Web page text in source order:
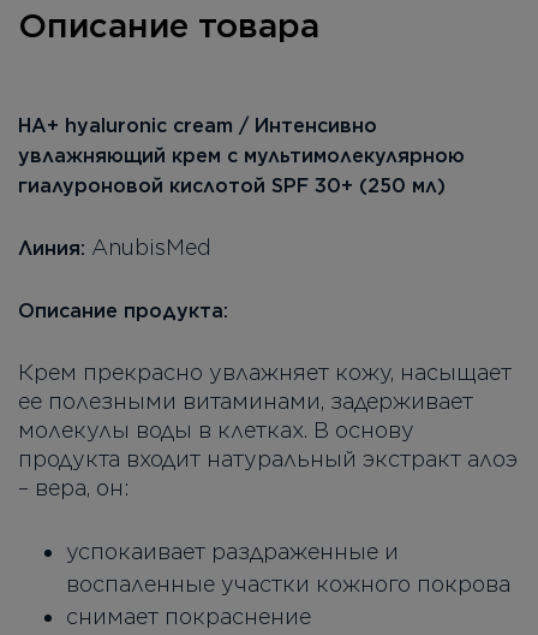
Описание товара
НА+ hyaluronic cream / Интенсивно
увлажняющий крем с мультимолекулярною
гиалуроновой кислотой SPF 30+ (250 мл)
Линия: AnubisMed
Описание продукта:
Крем прекрасно увлажняет кожу, насыщает
ее полезными витаминами, задерживает
молекулы воды в клетках. В основу
продукта входит натуральный экстракт алоэ
– вера, он:
успокаивает раздраженные и
воспаленные участки кожного покрова
снимает покраснение